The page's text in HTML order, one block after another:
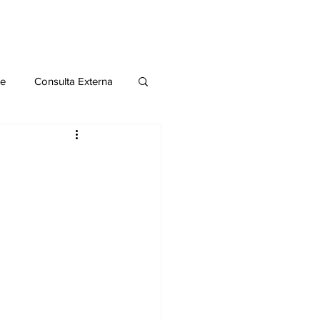
Consulta Externa
Publicaciones